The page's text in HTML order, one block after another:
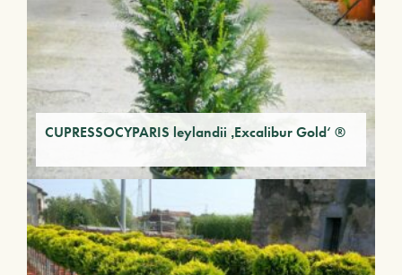
CUPRESSOCYPARIS leylandii ‚Excalibur Gold‘ ®